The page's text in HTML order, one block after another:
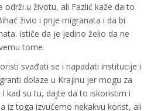
u životu, ali Fazlić kaže da to
živio i prije migranata i da bi
Ističe da je jedino želio da ne
tome.
svađati se i napadati institucije i
dolaze u Krajinu jer mogu za
kad su tu, dajte da to iskoristim i
iz toga izvučemo nekakvu korist, ali